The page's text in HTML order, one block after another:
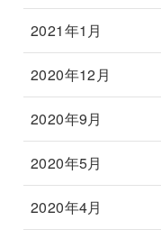
2021年1月
2020年12月
2020年9月
2020年5月
2020年4月